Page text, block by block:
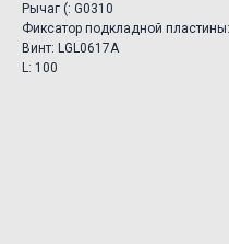
Рычаг (: G0310
Фиксатор подкладной
Винт: LGL0617A
L: 100